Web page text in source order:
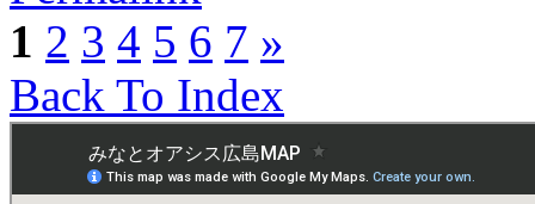
1 2 3 4 5 6 7 »
Back To Index